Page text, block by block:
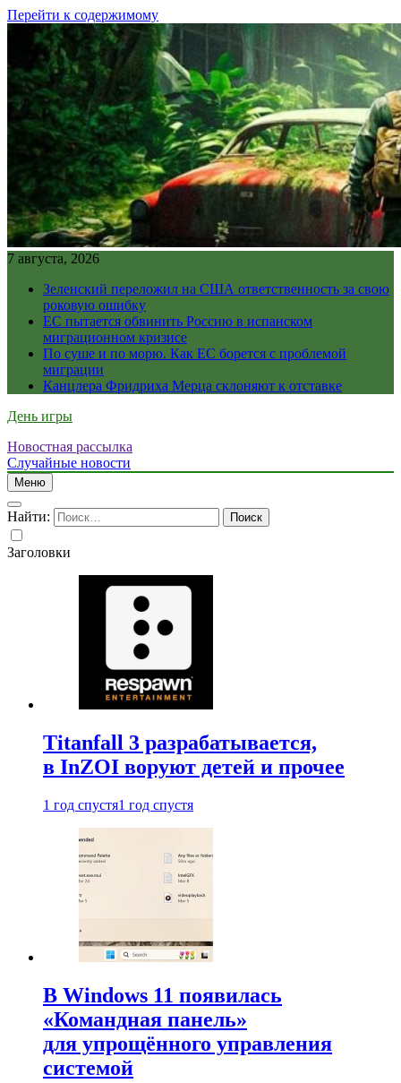
Перейти к содержимому
7 августа, 2026
Зеленский переложил на США ответственность за свою
роковую ошибку
ЕС пытается обвинить Россию в испанском
миграционном кризисе
По суше и по морю. Как ЕС борется с проблемой
миграции
Канцлера Фридриха Мерца склоняют к отставке
День игры
Новостная рассылка
Случайные новости
Меню
Найти:
Заголовки
Titanfall 3 разрабатывается,
в InZOI воруют детей и прочее
1 год спустя1 год спустя
В Windows 11 появилась
«Командная панель»
для упрощённого управления
системой